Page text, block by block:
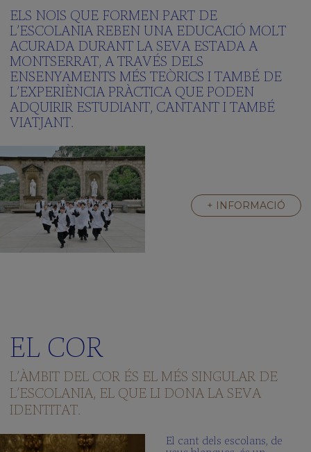
ELS NOIS QUE FORMEN PART DE
L’ESCOLANIA REBEN UNA EDUCACIÓ MOLT
ACURADA DURANT LA SEVA ESTADA A
MONTSERRAT, A TRAVÉS DELS
ENSENYAMENTS MÉS TEÒRICS I TAMBÉ DE
L’EXPERIÈNCIA PRÀCTICA QUE PODEN
ADQUIRIR ESTUDIANT, CANTANT I TAMBÉ
VIATJANT.
+ INFORMACIÓ
EL COR
L’ÀMBIT DEL COR ÉS EL MÉS SINGULAR DE
L’ESCOLANIA, EL QUE LI DONA LA SEVA
IDENTITAT.
El cant dels escolans, de